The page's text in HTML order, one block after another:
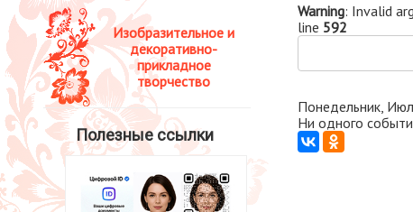
Изобразительное и
декоративно-
прикладное
творчество
Полезные ссылки
Warning: Invalid
line 592
Понедельник,
Ни одного